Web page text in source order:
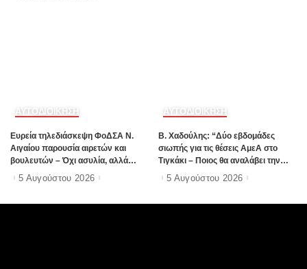
ΑΥΤΟΔΙΟΙΚΗΣΗ
Ευρεία τηλεδιάσκεψη ΦοΔΣΑ Ν.
Αιγαίου παρουσία αιρετών και
βουλευτών – Όχι ασυλία, αλλά
αναλογικότητα στην εφαρμογή του
νόμου ζητούν οι αιρετοί με αφορμή
5 Αυγούστου 2026
ΑΥΤΟΔΙΟΙΚΗΣΗ
B. Xαδούλης: “Δύο εβδομάδες
σιωπής για τις θέσεις ΑμεΑ στο
Τιγκάκι – Ποιος θα αναλάβει την
ευθύνη”;
5 Αυγούστου 2026